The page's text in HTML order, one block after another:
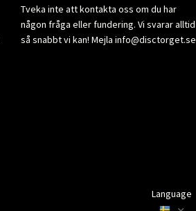
Tveka inte att kontakta oss om du har
någon fråga eller fundering. Vi svarar alltid
så snabbt vi kan! Mejla info@disctorget.se
Language